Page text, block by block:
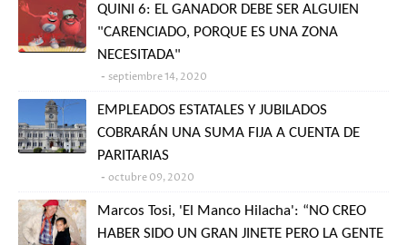
QUINI 6: EL GANADOR DEBE SER ALGUIEN
"CARENCIADO, PORQUE ES UNA ZONA
NECESITADA"
septiembre 14, 2020
EMPLEADOS ESTATALES Y JUBILADOS
COBRARÁN UNA SUMA FIJA A CUENTA DE
PARITARIAS
octubre 09, 2020
Marcos Tosi, 'El Manco Hilacha': “NO CREO
HABER SIDO UN GRAN JINETE PERO LA GENTE